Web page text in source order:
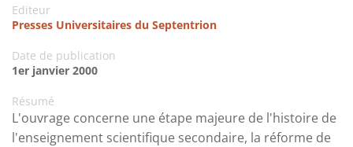
Editeur
Presses Universitaires du Septentrion
Date de publication
1er janvier 2000
Résumé
L'ouvrage concerne une étape majeure de l'histoire de
l'enseignement scientifique secondaire, la réforme de